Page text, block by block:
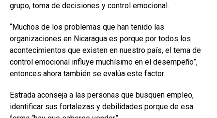
grupo, toma de decisiones y control emocional.
“Muchos de los problemas que han tenido las
organizaciones en Nicaragua es porque por todos los
acontecimientos que existen en nuestro país, el tema de
control emocional influye muchísimo en el desempeño”,
entonces ahora también se evalúa este factor.
Estrada aconseja a las personas que busquen empleo,
identificar sus fortalezas y debilidades porque de esa